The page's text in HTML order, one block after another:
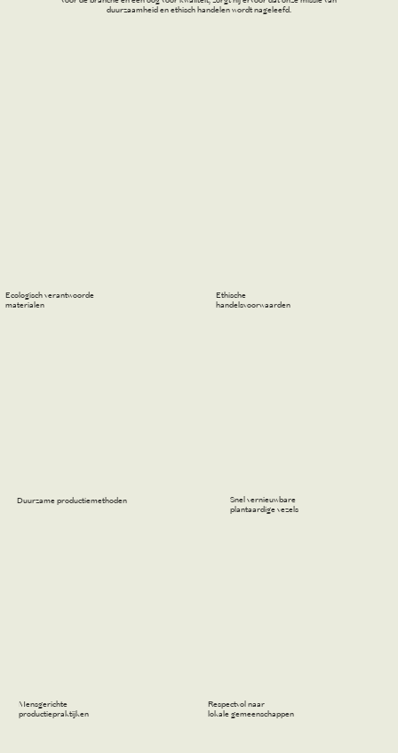
duurzaamheid en ethisch handelen wordt nageleefd.
Ecologisch verantwoorde
materialen
Ethische
handelsvoorwaarden
Snel vernieuwbare
plantaardige vezels
Duurzame productiemethoden
Mensgerichte
productiepraktijken
Respectvol naar
lokale gemeenschappen